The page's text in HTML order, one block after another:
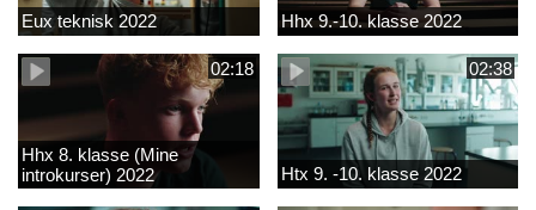
Eux teknisk 2022 Hhx 9.-10. klasse 2022
02:18
Hhx 8. klasse (Mine
introkurser) 2022
02:38
Htx 9. -10. klasse 2022